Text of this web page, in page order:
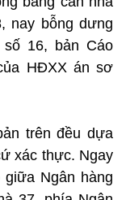
nay bỗng dưng
số 16, bản Cáo
HĐXX án sơ
trên đều dựa
xác thực. Ngay
Ngân hàng